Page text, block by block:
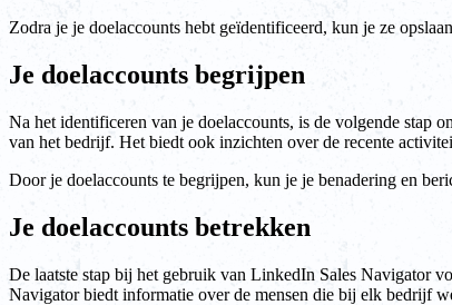
Zodra je je doelaccounts hebt geïdentificeerd, kun je ze
Je doelaccounts begrijpen
Na het identificeren van je doelaccounts, is de volgende stap
van het bedrijf. Het biedt ook inzichten over de recente
Door je doelaccounts te begrijpen, kun je je benadering en
Je doelaccounts betrekken
De laatste stap bij het gebruik van LinkedIn Sales Navigator
Navigator biedt informatie over de mensen die bij elk bedrijf